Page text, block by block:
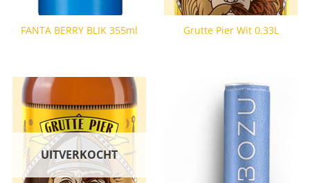
FANTA BERRY BLIK 355ml Grutte Pier Wit 0.33L
UITVERKOCHT